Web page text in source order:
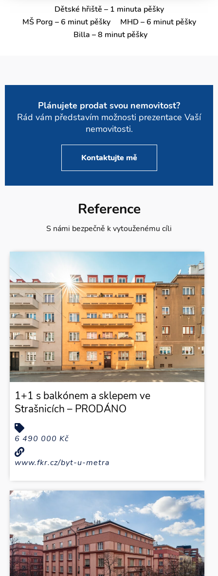
Dětské hřiště – 1 minuta pěšky
MŠ Porg – 6 minut pěšky
MHD – 6 minut pěšky
Billa – 8 minut pěšky
Plánujete prodat svou nemovitost?
Rád vám představím možnosti prezentace Vaší
nemovitosti.
Kontaktujte mě
Reference
S námi bezpečně k vytouženému cíli
1+1 s balkónem a sklepem ve
Strašnicích – PRODÁNO
6 490 000 Kč
www.fkr.cz/byt-u-metra